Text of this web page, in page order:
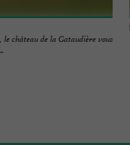
château de la Gataudière vous